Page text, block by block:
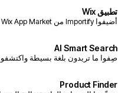
تطبيق Wix
أضيفوا Importify من Wix App Market وأديروه من لوحة تحكمكم.
AI Smart Search
صِفوا ما تريدون بلغة بسيطة
Product Finder